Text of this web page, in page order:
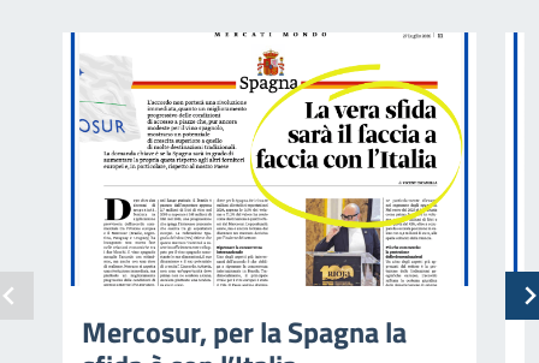
Mercosur, per la Spagna la